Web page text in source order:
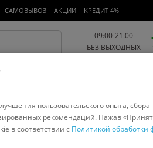
САМОВЫВОЗ АКЦИИ КРЕДИТ 4%
09:00-21:00
БЕЗ ВЫХОДНЫХ
Детям и мамам Красота и
спорт
пользовательского опыта, сбора
рекомендаций. Нажав
в соответствии с Политикой обработки